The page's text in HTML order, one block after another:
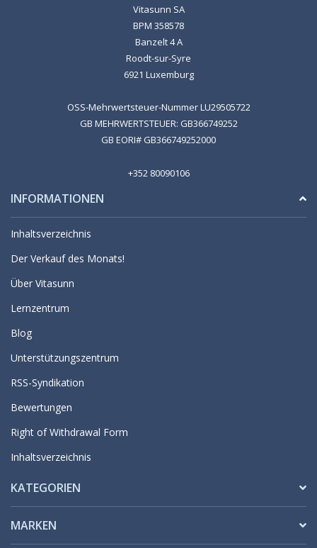
Vitasunn SA
BPM 358578
Banzelt 4 A
Roodt-sur-Syre
6921 Luxemburg
OSS-Mehrwertsteuer-Nummer LU29505722
GB MEHRWERTSTEUER: GB366749252
GB EORI# GB366749252000
+352 80090106
INFORMATIONEN
Inhaltsverzeichnis
Der Verkauf des Monats!
Über Vitasunn
Lernzentrum
Blog
Unterstützungszentrum
RSS-Syndikation
Bewertungen
Right of Withdrawal Form
Inhaltsverzeichnis
KATEGORIEN
MARKEN